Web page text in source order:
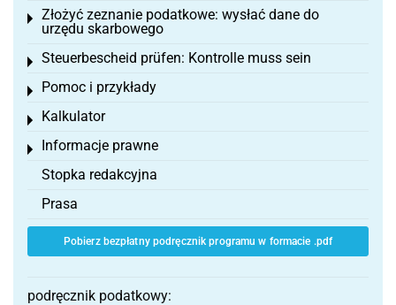
Złożyć zeznanie podatkowe: wysłać dane do
urzędu skarbowego
Toggle menu
Steuerbescheid prüfen: Kontrolle muss sein
Toggle menu
Pomoc i przykłady
Toggle menu
Kalkulator
Toggle menu
Informacje prawne
Toggle menu
Stopka redakcyjna
Prasa
Pobierz bezpłatny podręcznik programu w formacie .pdf
podręcznik podatkowy: